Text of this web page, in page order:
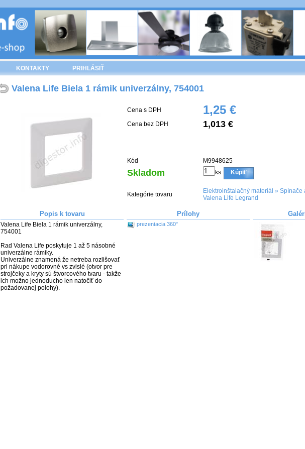
KONTAKTY PRIHLÁSIŤ
Valena Life Biela 1 rámik univerzálny, 754001
Cena s DPH 1,25 €
Cena bez DPH 1,013 €
Kód M9948625
Skladom ks Kúpiť
Kategórie tovaru Elektroinštalačný materiál » Spínače
Valena Life Legrand
Popis k tovaru
Valena Life Biela 1 rámik univerzálny,
754001
Rad Valena Life poskytuje 1 až 5 násobné
univerzálne rámiky.
Univerzálne znamená že netreba rozlišovať
pri nákupe vodorovné vs zvislé (otvor pre
strojčeky a kryty sú štvorcového tvaru - takže
ich možno jednoducho len natočiť do
požadovanej polohy).
Prílohy
prezentacia 360°